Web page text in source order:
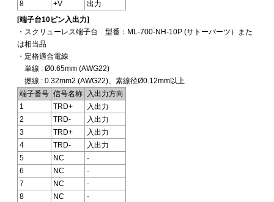
8
+V
出力
[端子台10ピン入出力]
・スクリューレス端子台 型番：ML-700-NH-10P (サトーパーツ）また
は相当品
・定格適合電線
単線 : Ø0.65mm (AWG22)
撚線 : 0.32mm2 (AWG22)、素線径Ø0.12mm以上
端子番号 信号名称
入出力方向
1
TRD+
入出力
2
TRD-
入出力
3
TRD+
入出力
4
TRD-
入出力
5
NC
-
6
NC
-
7
NC
-
8
NC
-